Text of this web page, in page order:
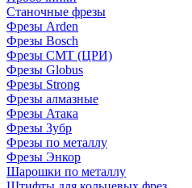
Станочные фрезы
Фрезы Arden
Фрезы Bosch
Фрезы CMT (ЦРИ)
Фрезы Globus
Фрезы Strong
Фрезы алмазные
Фрезы Атака
Фрезы Зубр
Фрезы по металлу
Фрезы Энкор
Шарошки по металлу